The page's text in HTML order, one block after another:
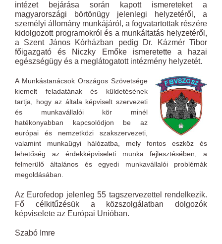
intézet bejárása során kapott ismereteket a
magyarországi börtönügy jelenlegi helyzetéről, a
személyi állomány munkájáról, a fogvatartottak részére
kidolgozott programokról és a munkáltatás helyzetéről,
a Szent János Kórházban pedig Dr. Kázmér Tibor
főigazgató és Niczky Emőke ismeretette a hazai
egészségügy és a meglátogatott intézmény helyzetét.
A Munkástanácsok Országos Szövetsége
kiemelt feladatának és küldetésének
tartja, hogy az általa képviselt szervezeti
és munkavállalói kör minél
hatékonyabban kapcsolódjon be az
európai és nemzetközi szakszervezeti,
valamint munkaügyi hálózatba, mely fontos eszköz és
lehetőség az érdekképviseleti munka fejlesztésében, a
felmerülő általános és egyedi munkavállalói problémák
megoldásában.
Az Eurofedop jelenleg 55 tagszervezettel rendelkezik.
Fő célkitűzésük a közszolgálatban dolgozók
képviselete az Európai Unióban.
Szabó Imre